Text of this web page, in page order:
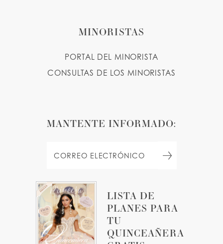
LISTA DE
PLANES PARA
TU
QUINCEAÑERA
MINORISTAS
PORTAL DEL MINORISTA
CONSULTAS DE LOS MINORISTAS
MANTENTE INFORMADO: